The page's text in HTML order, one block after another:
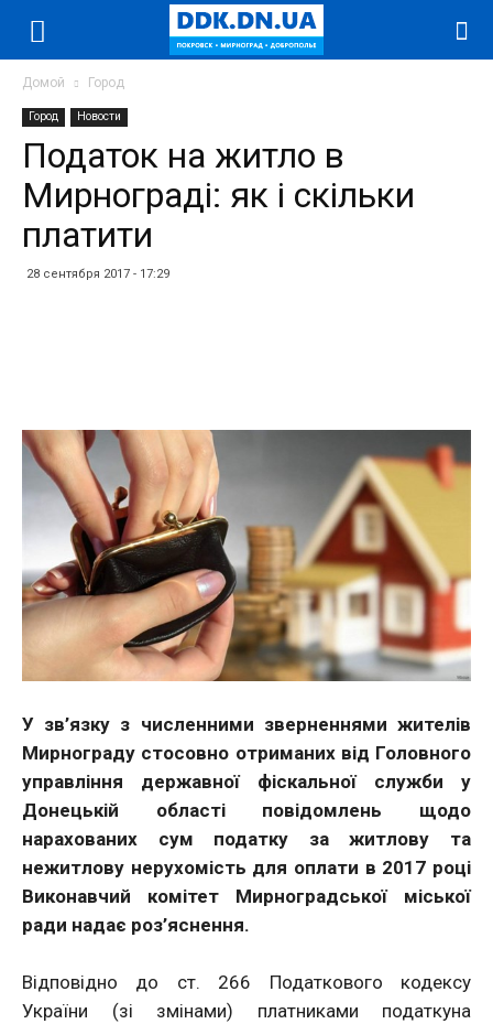
Домой Город
Город Новости
Податок на житло в
Мирнограді: як і скільки
платити
28 сентября 2017 - 17:29
У зв’язку з численними зверненнями жителів
Мирнограду стосовно отриманих від Головного
управління державної фіскальної служби у
Донецькій області повідомлень щодо
нарахованих сум податку за житлову та
нежитлову нерухомість для оплати в 2017 році
Виконавчий комітет Мирноградської міської
ради надає роз’яснення.
Відповідно до ст. 266 Податкового кодексу
України (зі змінами) платниками податкуна